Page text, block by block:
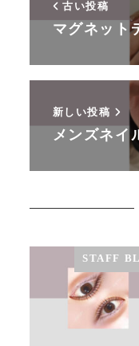
古い投稿
マグネット
新しい投稿
メンズネイ
STAFF